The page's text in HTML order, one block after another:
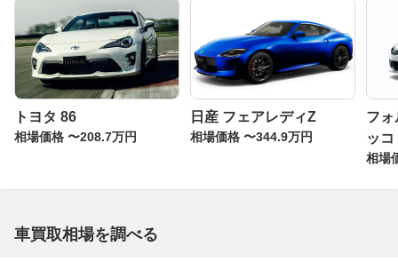
トヨタ 86
相場価格 〜208.7万円
日産 フェアレディZ
相場価格 〜344.9万円
フォ
ッコ
相場
車買取相場を調べる